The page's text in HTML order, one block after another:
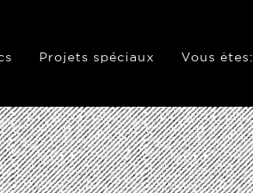
Projets spéciaux Vous êtes: